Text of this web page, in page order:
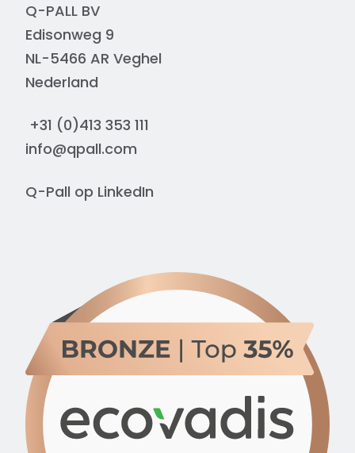
Q-PALL BV
Edisonweg 9
NL-5466 AR Veghel
Nederland
+31 (0)413 353 111
info@qpall.com
Q-Pall op LinkedIn